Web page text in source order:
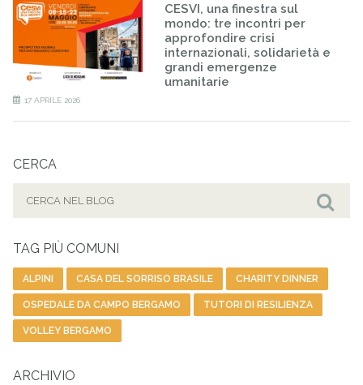
CESVI, una finestra sul
mondo: tre incontri per
approfondire crisi
internazionali, solidarietà e
grandi emergenze
umanitarie
17 APRILE 2026
CERCA
TAG PIÙ COMUNI
ALPINI CASA DEL SORRISO BRASILE CHARITY DINNER
OSPEDALE DA CAMPO BERGAMO TUTORI DI RESILIENZA
VOLLEY BERGAMO
ARCHIVIO